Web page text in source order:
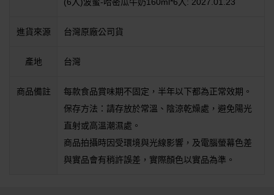
進貨來源 台灣原廠公司貨
產地 台灣
商品備註
每款食品賞味期不固定，半年以下都為正常效期。
保存方法：請存放於常溫、陰涼乾燥處，避免陽光
直射或高溫潮濕處。
商品拍攝時因受環境與光線影響，及電腦螢幕色差
與實品會有稍許誤差，實際顏色以實品為準。